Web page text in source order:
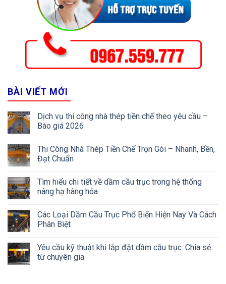
BÀI VIẾT MỚI
Dịch vụ thi công nhà thép tiền chế theo yêu cầu –
Báo giá 2026
Thi Công Nhà Thép Tiền Chế Trọn Gói – Nhanh, Bền,
Đạt Chuẩn
Tìm hiểu chi tiết về dầm cầu trục trong hệ thống
nâng hạ hàng hóa
Các Loại Dầm Cầu Trục Phổ Biến Hiện Nay Và Cách
Phân Biệt
Yêu cầu kỹ thuật khi lắp đặt dầm cầu trục: Chia sẻ
từ chuyên gia